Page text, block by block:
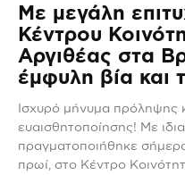
Με μεγάλη
Κέντρου
Αργιθέας στα
έμφυλη βία και
Ισχυρό μήνυμα πρόληψης
ευαισθητοποίησης! Με
πραγματοποιήθηκε
πρωί, στο Κέντρο